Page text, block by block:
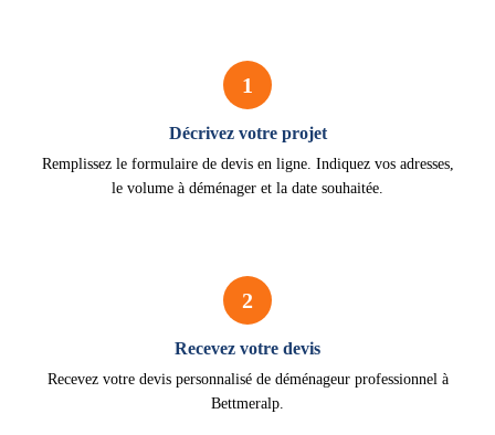
1
Décrivez votre projet
Remplissez le formulaire de devis en ligne. Indiquez vos adresses,
le volume à déménager et la date souhaitée.
2
Recevez votre devis
Recevez votre devis personnalisé de déménageur professionnel à
Bettmeralp.